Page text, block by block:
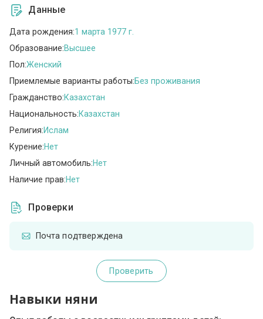
Данные
Дата рождения:1 марта 1977 г.
Образование:Высшее
Пол:Женский
Приемлемые варианты работы:Без проживания
Гражданство:Казахстан
Национальность:Казахстан
Религия:Ислам
Курение:Нет
Личный автомобиль:Нет
Наличие прав:Нет
Проверки
Почта подтверждена
Проверить
Навыки няни